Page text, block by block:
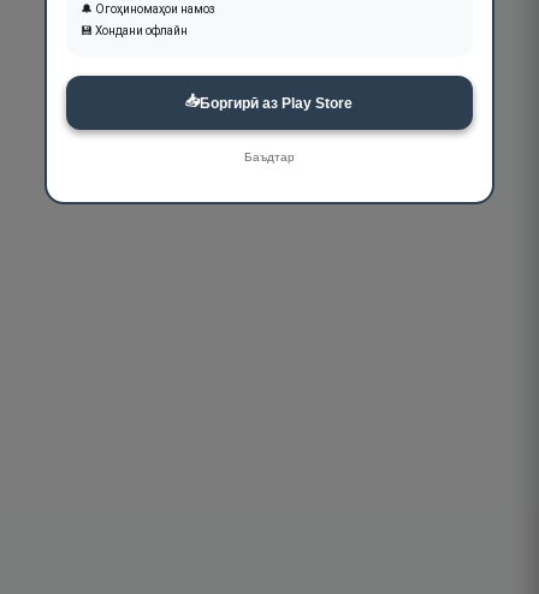
🔔 Огоҳиномаҳои намоз
💾 Хондани офлайн
📥Боргирӣ аз Play Store
Баъдтар